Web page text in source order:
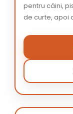
pentru câini,
de curte, apoi